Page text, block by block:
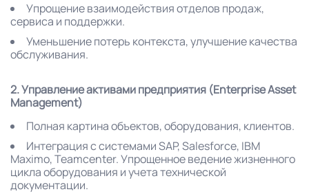
Упрощение взаимодействия отделов продаж,
сервиса и поддержки.
Уменьшение потерь контекста, улучшение качества
обслуживания.
2. Управление активами предприятия (Enterprise Asset
Management)
Полная картина объектов, оборудования, клиентов.
Интеграция с системами SAP, Salesforce, IBM
Maximo, Teamcenter. Упрощенное ведение жизненного
цикла оборудования и учета технической
документации.